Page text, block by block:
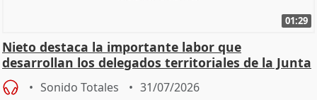
01:29
Nieto destaca la importante labor que
desarrollan los delegados territoriales de la Junta
Sonido Totales 31/07/2026